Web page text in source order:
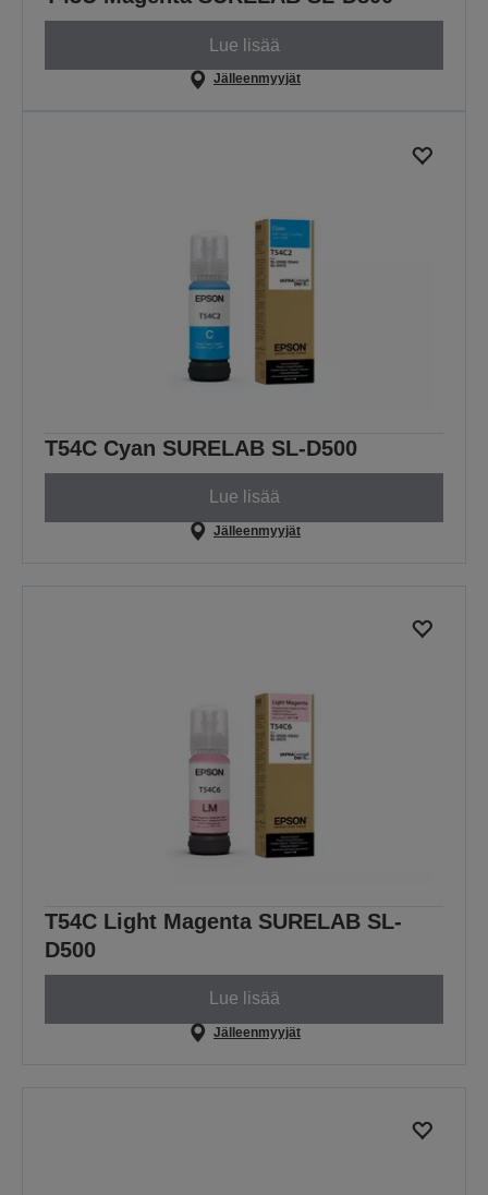
Lue lisää
Jälleenmyyjät
T54C Cyan SURELAB SL-D500
Lue lisää
Jälleenmyyjät
T54C Light Magenta SURELAB SL-
D500
Lue lisää
Jälleenmyyjät